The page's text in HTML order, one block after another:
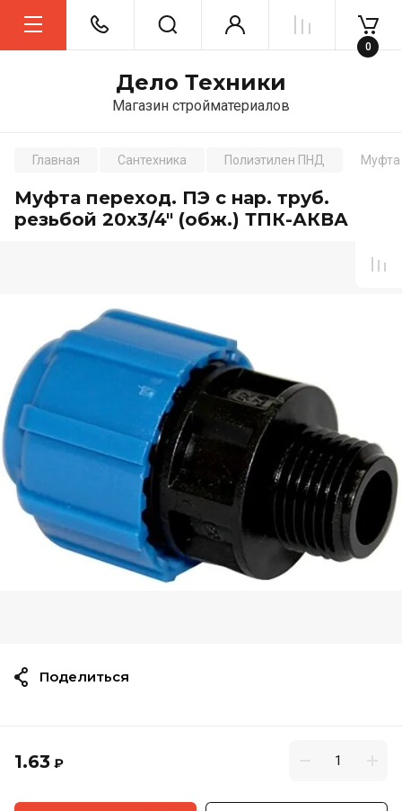
Дело Техники
Магазин стройматериалов
0
Главная Сантехника Полиэтилен ПНД Муфта
Муфта переход. ПЭ с нар. труб.
резьбой 20х3/4" (обж.) ТПК-АКВА
1.63 ₽
Поделиться